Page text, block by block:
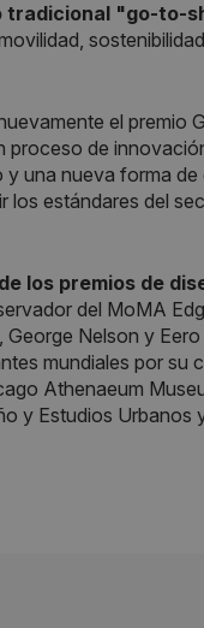
tradicional "go-to-
el
proceso de
una nueva forma
estándares del
los premios de
del MoMA
George Nelson y
mundiales por su
Athenaeum
y Estudios Urbanos